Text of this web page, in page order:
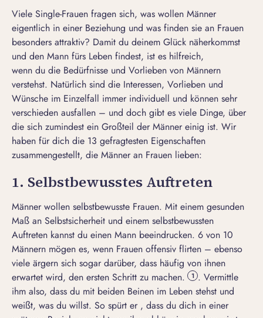
Viele Single-Frauen fragen sich, was wollen Männer
eigentlich in einer Beziehung und was finden sie an Frauen
besonders attraktiv? Damit du deinem Glück näherkommst
und den Mann fürs Leben findest, ist es hilfreich,
wenn du die Bedürfnisse und Vorlieben von Männern
verstehst. Natürlich sind die Interessen, Vorlieben und
Wünsche im Einzelfall immer individuell und können sehr
verschieden ausfallen – und doch gibt es viele Dinge, über
die sich zumindest ein Großteil der Männer einig ist. Wir
haben für dich die 13 gefragtesten Eigenschaften
zusammengestellt, die Männer an Frauen lieben:
1. Selbstbewusstes Auftreten
Männer wollen selbstbewusste Frauen. Mit einem gesunden
Maß an Selbstsicherheit und einem selbstbewussten
Auftreten kannst du einen Mann beeindrucken. 6 von 10
Männern mögen es, wenn Frauen offensiv flirten – ebenso
viele ärgern sich sogar darüber, dass häufig von ihnen
erwartet wird, den ersten Schritt zu machen.
1 . Vermittle
ihm also, dass du mit beiden Beinen im Leben stehst und
weißt, was du willst. So spürt er , dass du dich in einer